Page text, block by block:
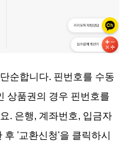
순합니다. 핀번호를 수동
상품권의 경우 핀번호를
. 은행, 계좌번호, 입금자
'교환신청'을 클릭하시